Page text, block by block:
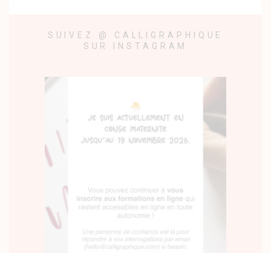
SUIVEZ @ CALLIGRAPHIQUE
SUR INSTAGRAM